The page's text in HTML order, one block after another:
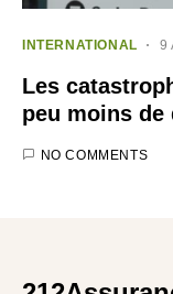
INTERNATIONAL 9
Les
peu moins de
NO COMMENTS